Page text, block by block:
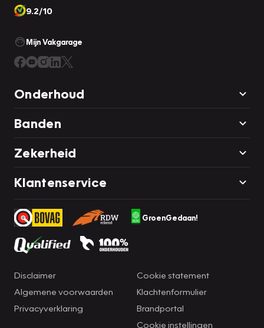
9.2/10
Mijn Vakgarage
Onderhoud
Banden
Zekerheid
Klantenservice
GroenGedaan!
Disclaimer
Algemene voorwaarden
Privacyverklaring
Cookie statement
Klachtenformulier
Brandportal
Cookie instellingen